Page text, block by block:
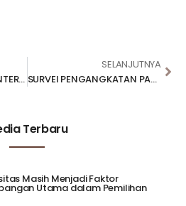
SURVEI PENGGUNAAN INTERNET DI INDONESIA 2025
SELANJUTNYA
SURVEI PENGANGKATAN PAHLAWAN NASIONAL
Terbaru
Masih Menjadi Faktor
Utama dalam Pemilihan